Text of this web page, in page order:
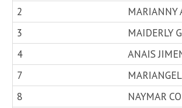
2
MARIANNY
3
MAIDERLY
4
ANAIS
7
8
NAYMAR